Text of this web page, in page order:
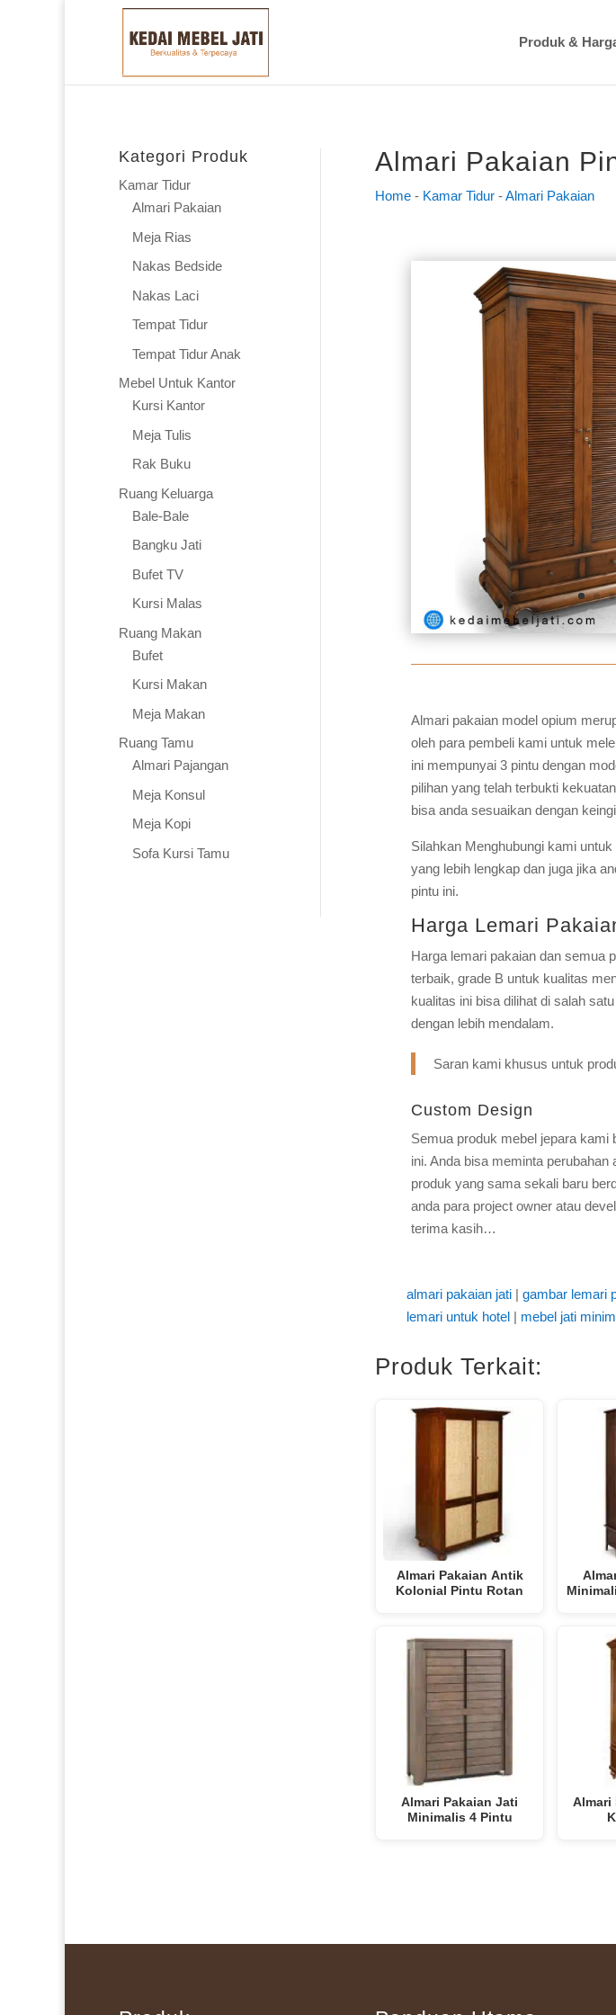
Produk &
Kategori Produk
Kamar Tidur
Almari Pakaian
Meja Rias
Nakas Bedside
Nakas Laci
Tempat Tidur
Tempat Tidur Anak
Mebel Untuk Kantor
Kursi Kantor
Meja Tulis
Rak Buku
Ruang Keluarga
Bale-Bale
Bangku Jati
Bufet TV
Kursi Malas
Ruang Makan
Bufet
Kursi Makan
Meja Makan
Ruang Tamu
Almari Pajangan
Meja Konsul
Meja Kopi
Sofa Kursi Tamu
Almari Pakaian
Home- Kamar Tidur-Almari Pakaian
Almari pakaian model opium
oleh para pembeli kami untuk
ini mempunyai 3 pintu dengan
pilihan yang telah terbukti
bisa anda sesuaikan dengan
Silahkan Menghubungi kami
yang lebih lengkap dan juga jika
pintu ini.
Harga Lemari
Harga lemari pakaian dan semua
terbaik, grade B untuk kualitas
kualitas ini bisa dilihat di salah
dengan lebih mendalam.
Saran kami khusus untuk
Custom Design
Semua produk mebel jepara kami
ini. Anda bisa meminta
produk yang sama sekali baru
anda para project owner atau
terima kasih…
almari pakaian jati| gambar lemari
lemari untuk hotel| mebel jati
Produk Terkait:
Almari Pakaian Antik
Kolonial Pintu Rotan
Almari Pakaian Jati
Minimalis 4 Pintu
Almari